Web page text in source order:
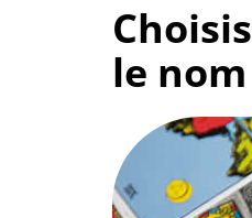
le